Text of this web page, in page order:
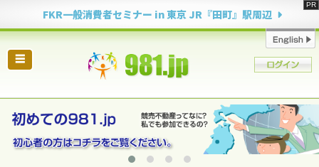
FKR一般消費者セミナー in 東京 JR『田町』駅周辺
☰